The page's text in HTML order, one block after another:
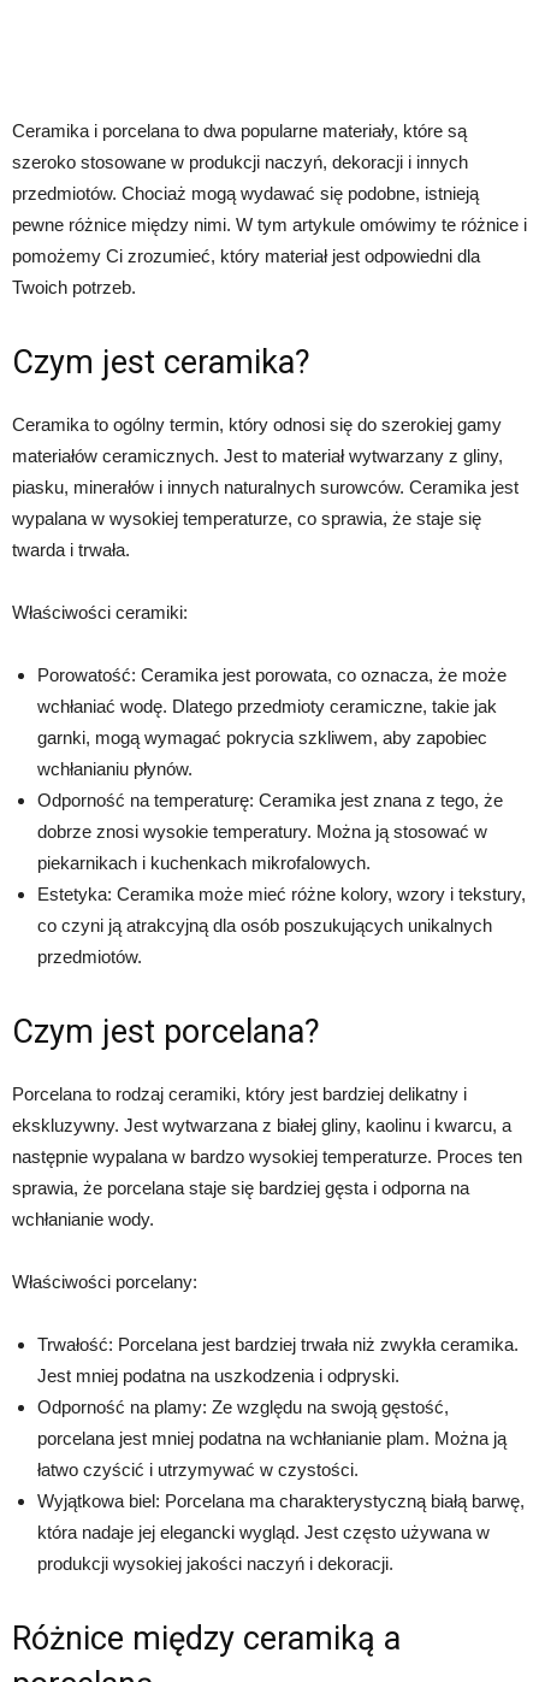
Ceramika i porcelana to dwa popularne materiały, które są
szeroko stosowane w produkcji naczyń, dekoracji i innych
przedmiotów. Chociaż mogą wydawać się podobne, istnieją
pewne różnice między nimi. W tym artykule omówimy te różnice i
pomożemy Ci zrozumieć, który materiał jest odpowiedni dla
Twoich potrzeb.
Czym jest ceramika?
Ceramika to ogólny termin, który odnosi się do szerokiej gamy
materiałów ceramicznych. Jest to materiał wytwarzany z gliny,
piasku, minerałów i innych naturalnych surowców. Ceramika jest
wypalana w wysokiej temperaturze, co sprawia, że staje się
twarda i trwała.
Właściwości ceramiki:
Porowatość: Ceramika jest porowata, co oznacza, że może
wchłaniać wodę. Dlatego przedmioty ceramiczne, takie jak
garnki, mogą wymagać pokrycia szkliwem, aby zapobiec
wchłanianiu płynów.
Odporność na temperaturę: Ceramika jest znana z tego, że
dobrze znosi wysokie temperatury. Można ją stosować w
piekarnikach i kuchenkach mikrofalowych.
Estetyka: Ceramika może mieć różne kolory, wzory i tekstury,
co czyni ją atrakcyjną dla osób poszukujących unikalnych
przedmiotów.
Czym jest porcelana?
Porcelana to rodzaj ceramiki, który jest bardziej delikatny i
ekskluzywny. Jest wytwarzana z białej gliny, kaolinu i kwarcu, a
następnie wypalana w bardzo wysokiej temperaturze. Proces ten
sprawia, że porcelana staje się bardziej gęsta i odporna na
wchłanianie wody.
Właściwości porcelany:
Trwałość: Porcelana jest bardziej trwała niż zwykła ceramika.
Jest mniej podatna na uszkodzenia i odpryski.
Odporność na plamy: Ze względu na swoją gęstość,
porcelana jest mniej podatna na wchłanianie plam. Można ją
łatwo czyścić i utrzymywać w czystości.
Wyjątkowa biel: Porcelana ma charakterystyczną białą barwę,
która nadaje jej elegancki wygląd. Jest często używana w
produkcji wysokiej jakości naczyń i dekoracji.
Różnice między ceramiką a